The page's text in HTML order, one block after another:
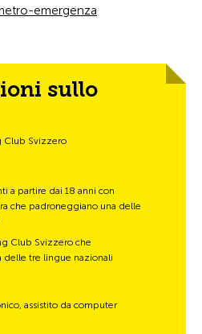
emergenza
sullo
Club Svizzero
a partire dai 18 anni con
che padroneggiano una delle
Club Svizzero che
delle tre lingue nazionali
assistito da computer